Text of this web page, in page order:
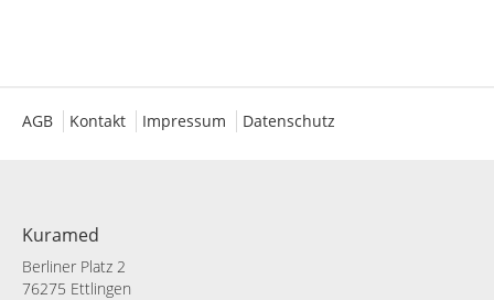
AGB Kontakt Impressum Datenschutz
Kuramed
Berliner Platz 2
76275 Ettlingen